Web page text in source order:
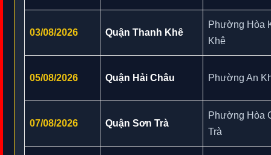
03/08/2026 Quận Thanh Khê
Phường Hòa
Khê
05/08/2026 Quận Hải Châu Phường An
07/08/2026 Quận Sơn Trà
Phường Hòa
Trà